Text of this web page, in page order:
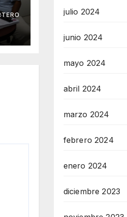
julio 2024
junio 2024
mayo 2024
abril 2024
marzo 2024
febrero 2024
enero 2024
diciembre 2023